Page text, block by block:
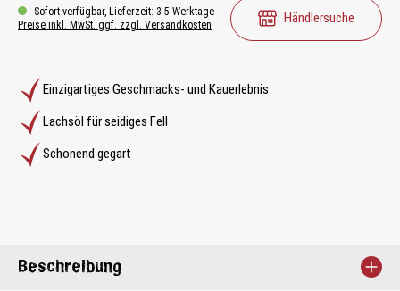
Einzigartiges Geschmacks- und Kauerlebnis
Lachsöl für seidiges Fell
Schonend gegart
Sofort verfügbar, Lieferzeit: 3-5 Werktage
Preise inkl. MwSt. ggf. zzgl. Versandkosten
Händlersuche
Beschreibung